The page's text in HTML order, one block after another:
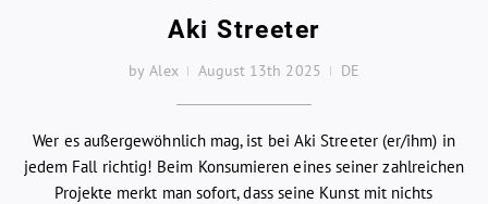
Aki Streeter
by Alex August 13th 2025 DE
Wer es außergewöhnlich mag, ist bei Aki Streeter (er/ihm) in
jedem Fall richtig! Beim Konsumieren eines seiner zahlreichen
Projekte merkt man sofort, dass seine Kunst mit nichts